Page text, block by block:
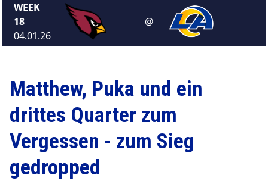
WEEK
18
04.01.26
@
Matthew, Puka und ein
drittes Quarter zum
Vergessen - zum Sieg
gedropped